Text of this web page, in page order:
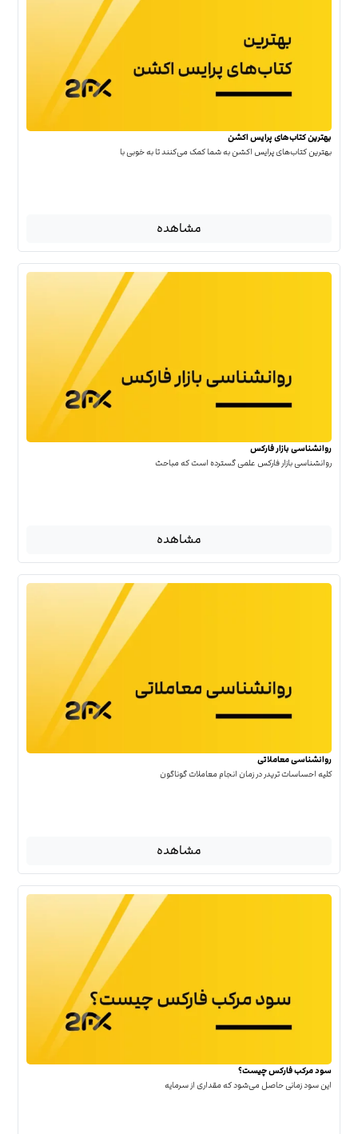
بهترین کتاب‌‌های پرایس اکشن
بهترین کتاب‌‌های پرایس اکشن به شما کمک می‌کنند تا به خوبی با
مشاهده
روانشناسی بازار فارکس
روانشناسی بازار فارکس علمی گسترده است که مباحث
مشاهده
روانشناسی معاملاتی
کلیه احساسات تریدر در زمان انجام معاملات گوناگون
مشاهده
سود مرکب فارکس چیست؟
این سود زمانی حاصل می‌شود که مقداری از سرمایه